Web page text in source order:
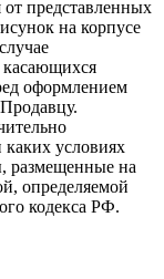
представленных
на корпусе
касающихся
оформлением
условиях
размещенные на
определяемой
кодекса РФ.